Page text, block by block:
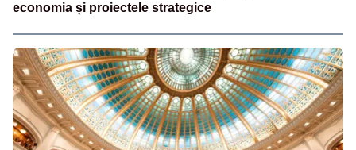
economia și proiectele strategice